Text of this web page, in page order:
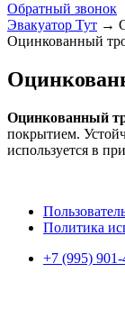
Обратный звонок
Эвакуатор Тут →
Оцинкованный
Оцинкованный
покрытием.
используется в
Политика
+7 (995)